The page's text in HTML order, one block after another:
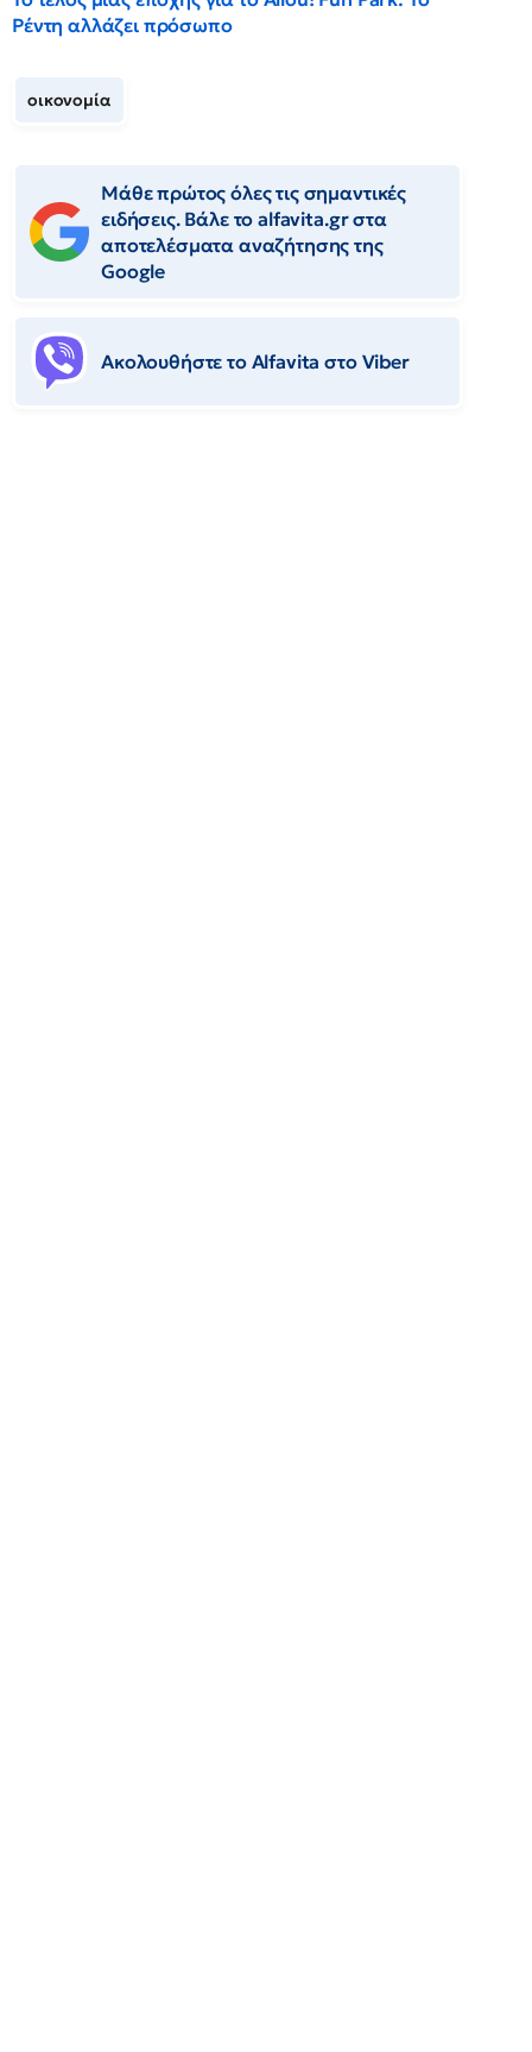
Ρέντη αλλάζει πρόσωπο
οικονομία
Μάθε πρώτος όλες τις σημαντικές
ειδήσεις. Βάλε το alfavita.gr στα
αποτελέσματα αναζήτησης της
Google
Ακολουθήστε το Αlfavita στο Viber